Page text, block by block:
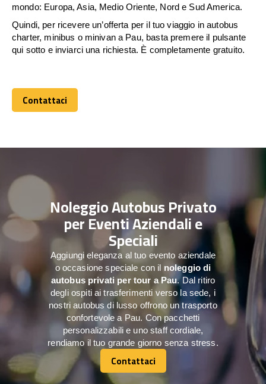
mondo: Europa, Asia, Medio Oriente, Nord e Sud America.
Quindi, per ricevere un’offerta per il tuo viaggio in autobus
charter, minibus o minivan a Pau, basta premere il pulsante
qui sotto e inviarci una richiesta. È completamente gratuito.
Contattaci
Contattaci
Noleggio Autobus Privato
per Eventi Aziendali e
Speciali
Aggiungi eleganza al tuo evento aziendale
o occasione speciale con il noleggio di
autobus privati per tour a Pau. Dal ritiro
degli ospiti ai trasferimenti verso la sede, i
nostri autobus di lusso offrono un trasporto
confortevole a Pau. Con pacchetti
personalizzabili e uno staff cordiale,
rendiamo il tuo grande giorno senza stress.
Contattaci
Contattaci